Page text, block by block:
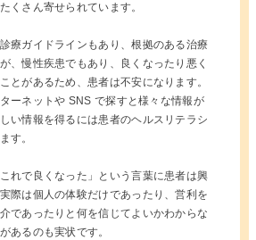
くさん寄せられています。
療ガイドラインもあり、根拠のある治療
、慢性疾患でもあり、良くなったり悪く
とがあるため、患者は不安になります。
ーネットや SNS で探すと様々な情報が
い情報を得るには患者のヘルスリテラシ
す。
れで良くなった」という言葉に患者は興
際は個人の体験だけであったり、営利を
であったりと何を信じてよいかわからな
あるのも実状です。